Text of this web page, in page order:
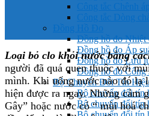
Công tắc Chênh áp
Công tắc Dòng
Đồng Hồ Đo
Đồng hồ đo Nhiệt
Đồng hồ đo Áp
Đồng hồ đo Lưu
Đồng hồ đo Công
Bộ Chuyển Đổi Tín
Bộ chuyển đổi tín
Bộ chuyển đổi tín
Loại bỏ clo khỏi nước bằng
người đã quá quen thuộc với
mình. Khi uống nước nào đó lạ
hiện được ra ngay. Những cảm
Gây” hoặc nước có “ mùi hoá